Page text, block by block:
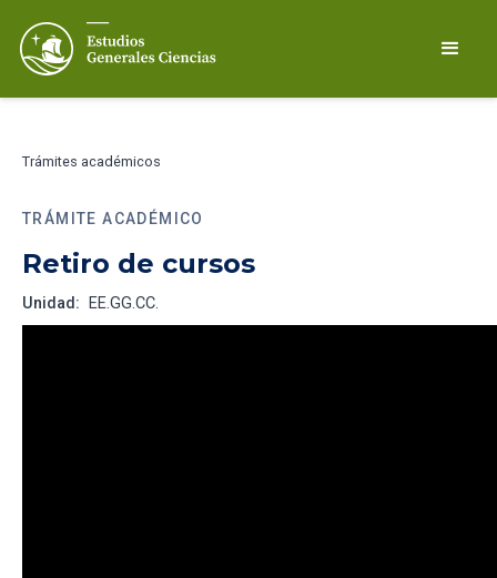
Trámites académicos
TRÁMITE ACADÉMICO
Retiro de cursos
Unidad: EE.GG.CC.